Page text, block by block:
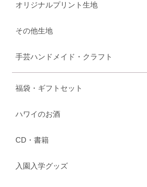
オリジナルプリント生地
その他生地
手芸ハンドメイド・クラフト
福袋・ギフトセット
ハワイのお酒
CD・書籍
入園入学グッズ